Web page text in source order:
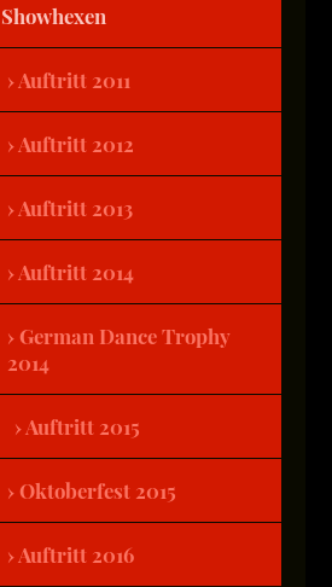
Showhexen
Auftritt 2011
Auftritt 2012
Auftritt 2013
Auftritt 2014
German Dance Trophy
2014
Auftritt 2015
Oktoberfest 2015
Auftritt 2016